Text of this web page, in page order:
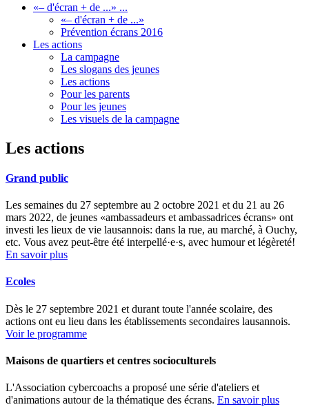
«– d'écran + de ...» ...
«– d'écran + de ...»
Prévention écrans 2016
Les actions
La campagne
Les slogans des jeunes
Les actions
Pour les parents
Pour les jeunes
Les visuels de la campagne
Les actions
Grand public
Les semaines du 27 septembre au 2 octobre 2021 et du 21 au 26
mars 2022, de jeunes «ambassadeurs et ambassadrices écrans» ont
investi les lieux de vie lausannois: dans la rue, au marché, à Ouchy,
etc. Vous avez peut-être été interpellé·e·s, avec humour et légèreté!
En savoir plus
Ecoles
Dès le 27 septembre 2021 et durant toute l'année scolaire, des
actions ont eu lieu dans les établissements secondaires lausannois.
Voir le programme
Maisons de quartiers et centres socioculturels
L'Association cybercoachs a proposé une série d'ateliers et
d'animations autour de la thématique des écrans. En savoir plus